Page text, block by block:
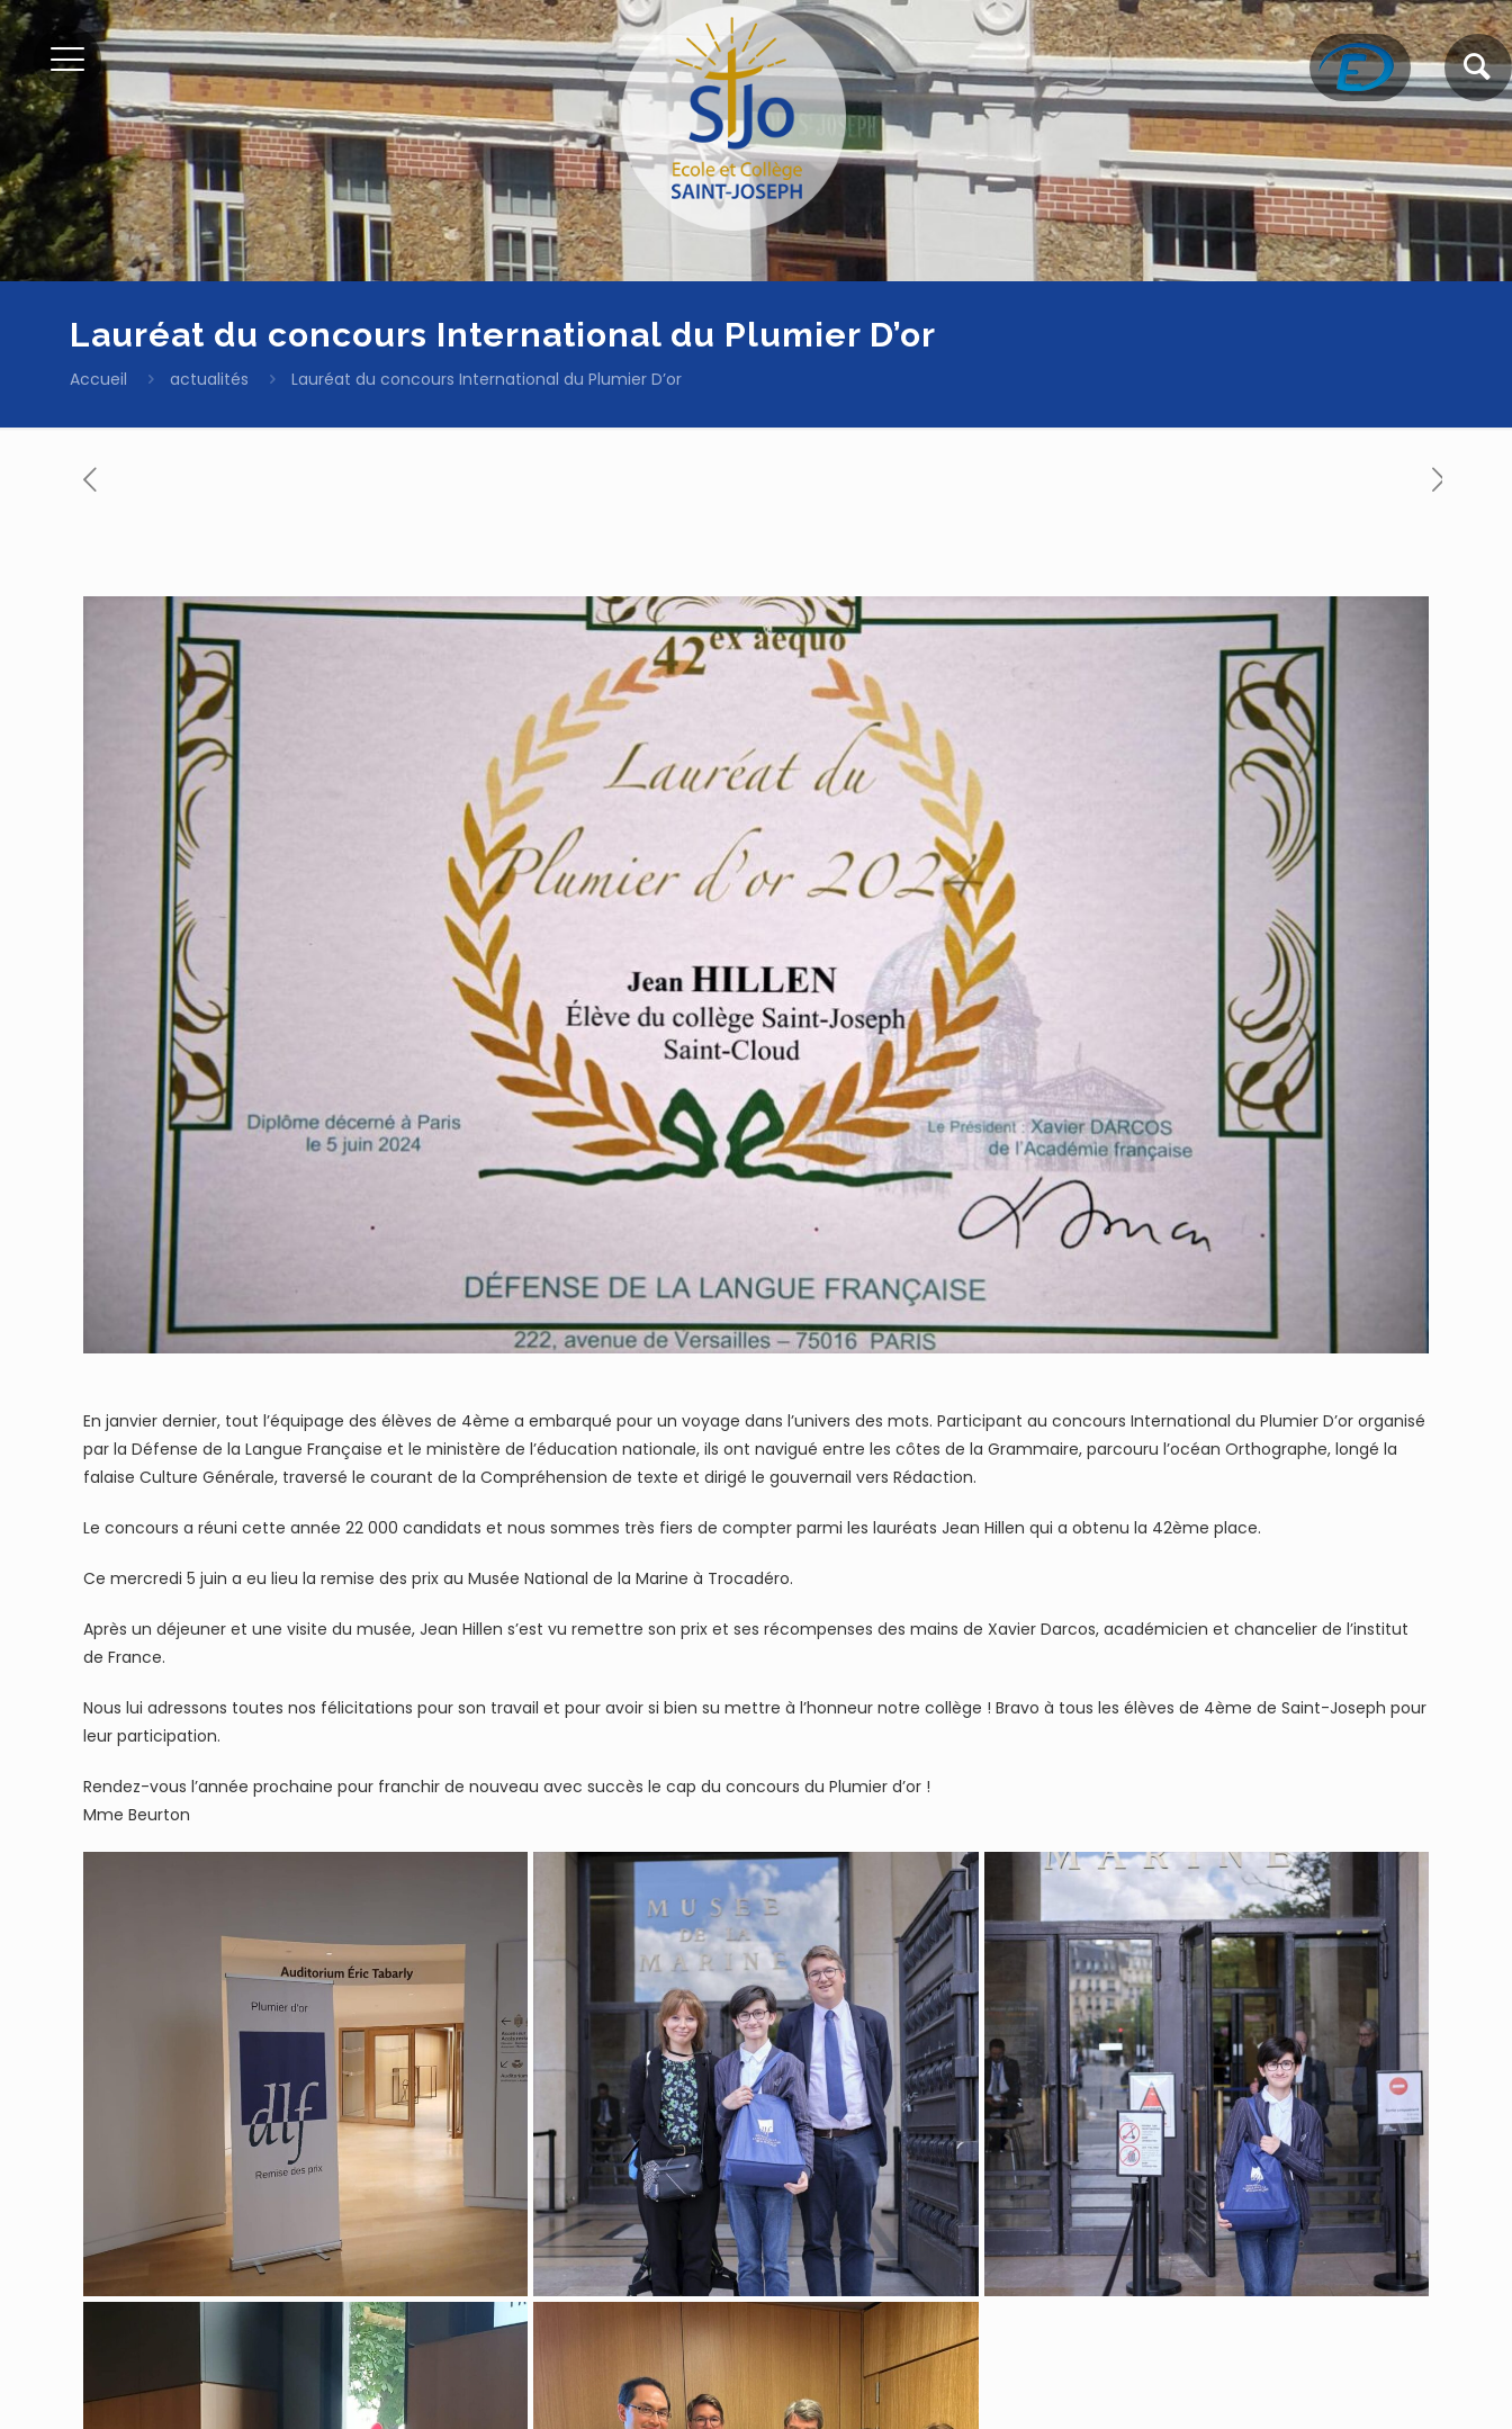
Lauréat du concours International du Plumier D’or
Accueil actualités Lauréat du concours International du Plumier D’or
En janvier dernier, tout l’équipage des élèves de 4ème a embarqué pour un voyage dans l’univers des mots. Participant au concours International du Plumier D’or organisé
par la Défense de la Langue Française et le ministère de l’éducation nationale, ils ont navigué entre les côtes de la Grammaire, parcouru l’océan Orthographe, longé la
falaise Culture Générale, traversé le courant de la Compréhension de texte et dirigé le gouvernail vers Rédaction.
Le concours a réuni cette année 22 000 candidats et nous sommes très fiers de compter parmi les lauréats Jean Hillen qui a obtenu la 42ème place.
Ce mercredi 5 juin a eu lieu la remise des prix au Musée National de la Marine à Trocadéro.
Après un déjeuner et une visite du musée, Jean Hillen s’est vu remettre son prix et ses récompenses des mains de Xavier Darcos, académicien et chancelier de l’institut
de France.
Nous lui adressons toutes nos félicitations pour son travail et pour avoir si bien su mettre à l’honneur notre collège ! Bravo à tous les élèves de 4ème de Saint-Joseph pour
leur participation.
Rendez-vous l’année prochaine pour franchir de nouveau avec succès le cap du concours du Plumier d’or !
Mme Beurton